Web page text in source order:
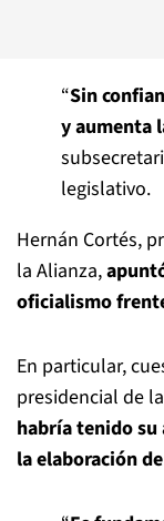
“Sin
y aumenta
legislativo.
Hernán Cortés,
la Alianza,
oficialismo
En particular,
presidencial de
habría tenido su
la elaboración